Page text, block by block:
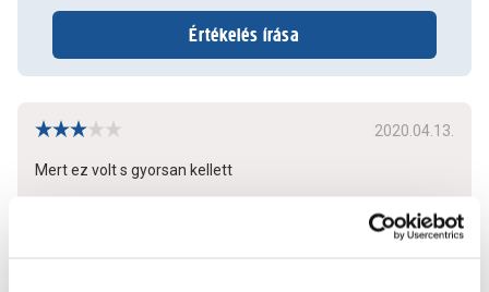
Értékelés írása
2020.04.13.
Mert ez volt s gyorsan kellett
2 0